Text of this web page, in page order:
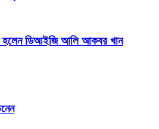
হলেন ডিআইজি আলি আকবর খান